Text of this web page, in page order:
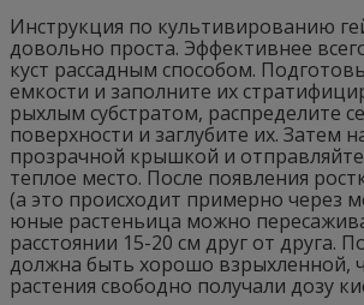
Инструкция по культивированию
довольно проста. Эффективнее
куст рассадным способом.
емкости и заполните их
рыхлым субстратом, распределите
поверхности и заглубите их. Затем
прозрачной крышкой и
теплое место. После появления
(а это происходит примерно через
юные растеньица можно
расстоянии 15-20 см друг от друга.
должна быть хорошо взрыхленной,
растения свободно получали дозу